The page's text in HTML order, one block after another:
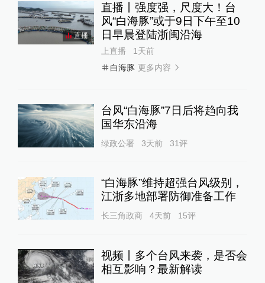
直播
直播丨强度强，尺度大！台
风“白海豚”或于9日下午至10
日早晨登陆浙闽沿海
上直播
1天前
白海豚 更多内容
台风“白海豚”7日后将趋向我
国华东沿海
绿政公署 3天前 31评
“白海豚”维持超强台风级别，
江浙多地部署防御准备工作
长三角政商 4天前 15评
视频丨多个台风来袭，是否会
相互影响？最新解读